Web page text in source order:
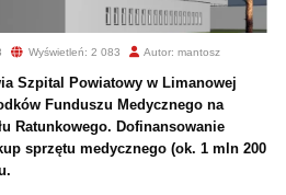
Wyświetleń: 2 083 Autor: mantosz
Szpital Powiatowy w Limanowej
Funduszu Medycznego na
Ratunkowego. Dofinansowanie
sprzętu medycznego (ok. 1 mln 200